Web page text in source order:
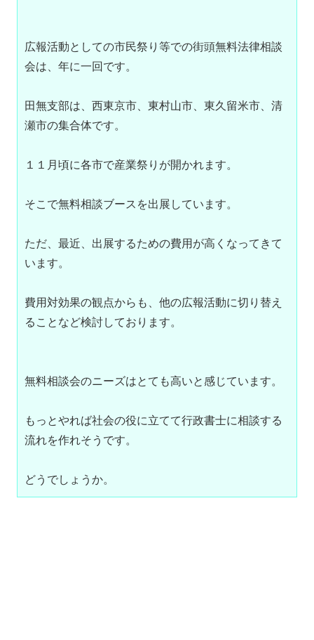
広報活動としての市民祭り等での街頭無料法律相談
会は、年に一回です。
田無支部は、西東京市、東村山市、東久留米市、清
瀬市の集合体です。
１１月頃に各市で産業祭りが開かれます。
そこで無料相談ブースを出展しています。
ただ、最近、出展するための費用が高くなってきて
います。
費用対効果の観点からも、他の広報活動に切り替え
ることなど検討しております。
無料相談会のニーズはとても高いと感じています。
もっとやれば社会の役に立てて行政書士に相談する
流れを作れそうです。
どうでしょうか。